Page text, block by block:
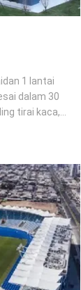
1 lantai
dalam 30
tirai kaca,